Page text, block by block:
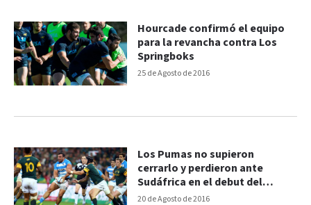
25 de Agosto de 2016
Hourcade confirmó el equipo
para la revancha contra Los
Springboks
20 de Agosto de 2016
Los Pumas no supieron
cerrarlo y perdieron ante
Sudáfrica en el debut del
Championship